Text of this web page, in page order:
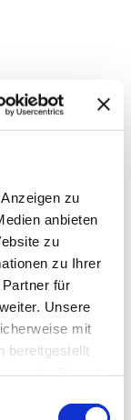
zu
anbieten
zu
zu Ihrer
für
Unsere
mit
bereitgestellt